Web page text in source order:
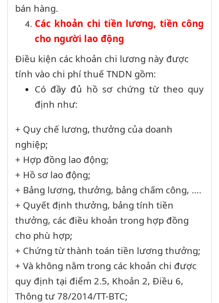
bán hàng.
Các khoản chi tiền lương, tiền công
cho người lao động
Điều kiện các khoản chi lương này được
tính vào chi phí thuế TNDN gồm:
Có đầy đủ hồ sơ chứng từ theo quy
định như:
+ Quy chế lương, thưởng của doanh
nghiệp;
+ Hợp đồng lao động;
+ Hồ sơ lao động;
+ Bảng lương, thưởng, bảng chấm công, ….
+ Quyết định thưởng, bảng tính tiền
thưởng, các điều khoản trong hợp đồng
cho phù hợp;
+ Chứng từ thành toán tiền lương thưởng;
+ Và không nằm trong các khoản chi được
quy định tại điểm 2.5, Khoản 2, Điều 6,
Thông tư 78/2014/TT-BTC;